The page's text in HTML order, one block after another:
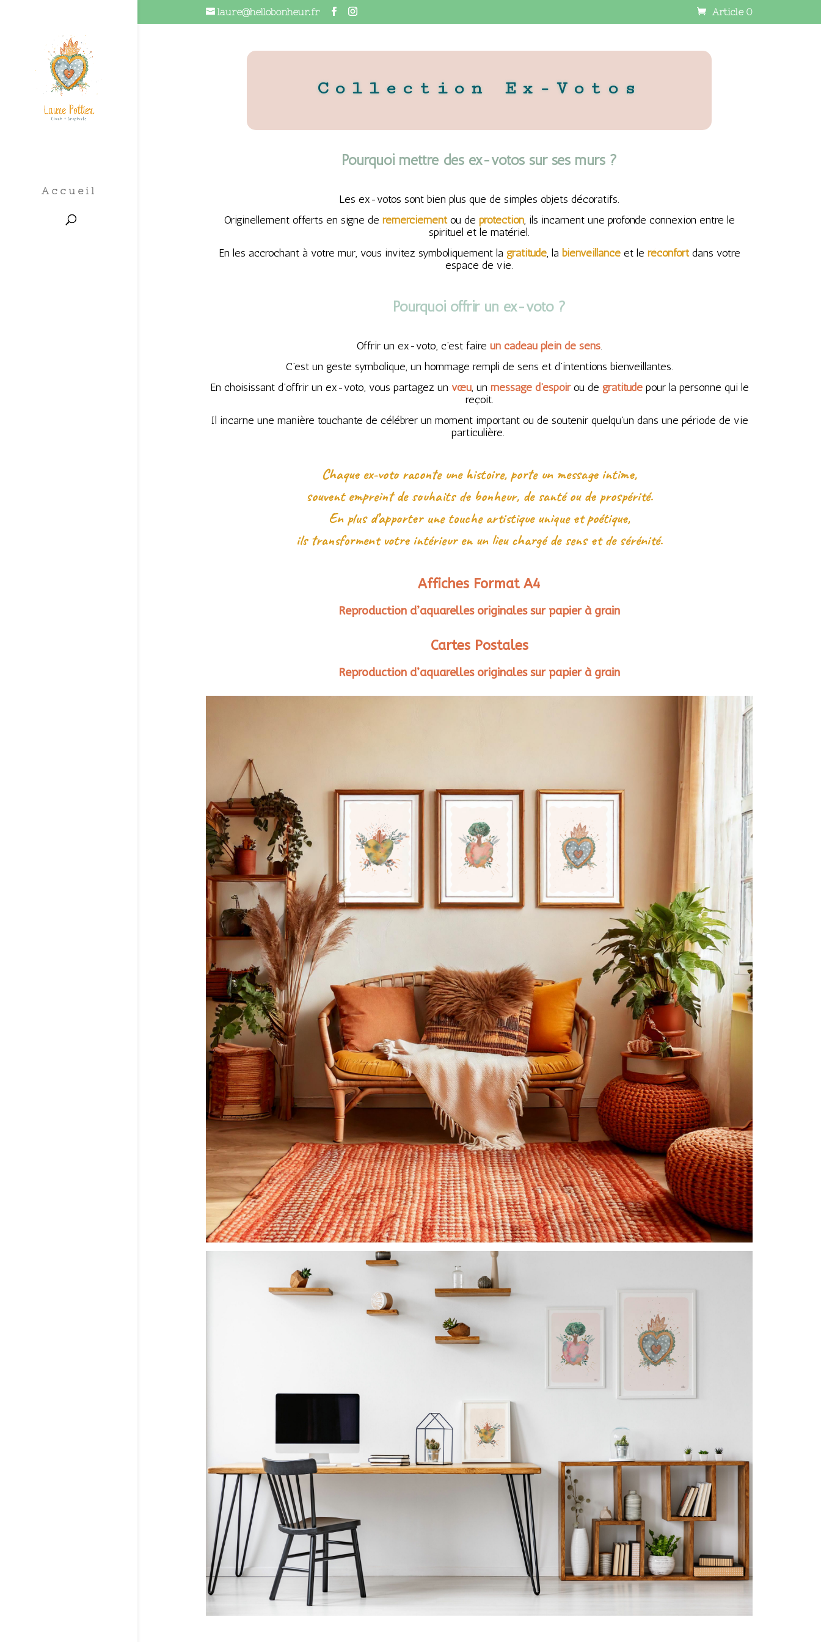
laure@hellobonheur.fr Article 0
Accueil
Collection Ex-Votos
Pourquoi mettre des ex-votos sur ses murs ?
Les ex-votos sont bien plus que de simples objets décoratifs.
Originellement offerts en signe de remerciementou de protection, ils incarnent une profonde connexion entre le
spirituel et le matériel.
En les accrochant à votre mur, vous invitez symboliquement la gratitude, la bienveillanceet le réconfortdans votre
espace de vie.
Pourquoi offrir un ex-voto ?
Offrir un ex-voto, c’est faire un cadeau plein de sens.
C’est un geste symbolique, un hommage rempli de sens et d’intentions bienveillantes.
En choisissant d’offrir un ex-voto, vous partagez un vœu, un message d’espoirou de gratitudepour la personne qui le
reçoit.
Il incarne une manière touchante de célébrer un moment important ou de soutenir quelqu’un dans une période de vie
particulière.
Chaque ex-voto raconte une histoire, porte un message intime,
souvent empreint de souhaits de bonheur, de santé ou de prospérité.
En plus d’apporter une touche artistique unique et poétique,
ils transforment votre intérieur en un lieu chargé de sens et de sérénité.
Affiches Format A4
Reproduction d’aquarelles originales sur papier à grain
Cartes Postales
Reproduction d’aquarelles originales sur papier à grain